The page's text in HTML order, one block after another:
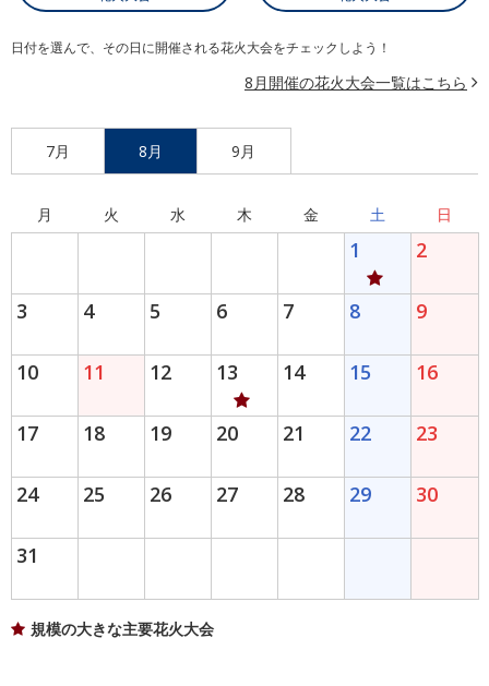
日付を選んで、その日に開催される花火大会をチェックしよう！
8月開催の花火大会一覧はこちら
7月 8月 9月
月 火 水 木 金 土 日
1 2
3 4 5 6 7 8 9
10 11 12 13 14 15 16
17 18 19 20 21 22 23
24 25 26 27 28 29 30
31
規模の大きな主要花火大会